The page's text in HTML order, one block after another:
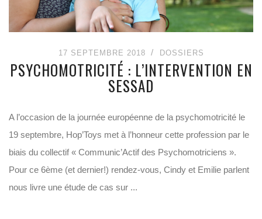
17 SEPTEMBRE 2018 DOSSIERS
PSYCHOMOTRICITÉ : L’INTERVENTION EN
SESSAD
A l’occasion de la journée européenne de la psychomotricité le
19 septembre, Hop’Toys met à l’honneur cette profession par le
biais du collectif « Communic’Actif des Psychomotriciens ».
Pour ce 6ème (et dernier!) rendez-vous, Cindy et Emilie parlent
nous livre une étude de cas sur ...